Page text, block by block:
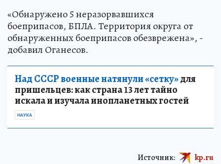
«Обнаружено 5 неразорвавшихся
боеприпасов, БПЛА. Территория округа от
обнаруженных боеприпасов обезврежена», -
добавил Оганесов.
Над СССР военные натянули «сетку»для
пришельцев: как страна 13 лет тайно
искала и изучала инопланетных гостей
НАУКА
Источник: kp.ru